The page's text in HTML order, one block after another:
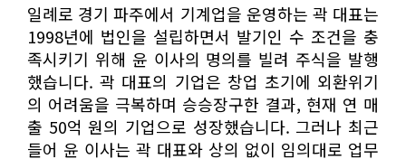
일례로 경기 파주에서 기계업을 운영하는 곽 대표는
1998년에 법인을 설립하면서 발기인 수 조건을 충
족시키기 위해 윤 이사의 명의를 빌려 주식을 발행
했습니다. 곽 대표의 기업은 창업 초기에 외환위기
의 어려움을 극복하며 승승장구한 결과, 현재 연 매
출 50억 원의 기업으로 성장했습니다. 그러나 최근
들어 윤 이사는 곽 대표와 상의 없이 임의대로 업무